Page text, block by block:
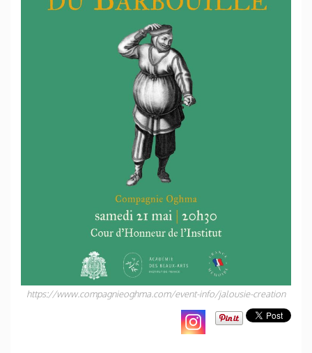
https://www.compagnieoghma.com/event-info/jalousie-creation